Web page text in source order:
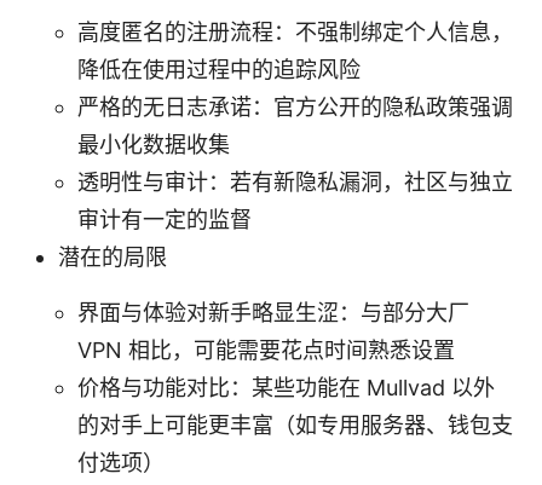
高度匿名的注册流程：不强制绑定个人信息，
降低在使用过程中的追踪风险
严格的无日志承诺：官方公开的隐私政策强调
最小化数据收集
透明性与审计：若有新隐私漏洞，社区与独立
审计有一定的监督
潜在的局限
界面与体验对新手略显生涩：与部分大厂
VPN 相比，可能需要花点时间熟悉设置
价格与功能对比：某些功能在 Mullvad 以外
的对手上可能更丰富（如专用服务器、钱包支
付选项）